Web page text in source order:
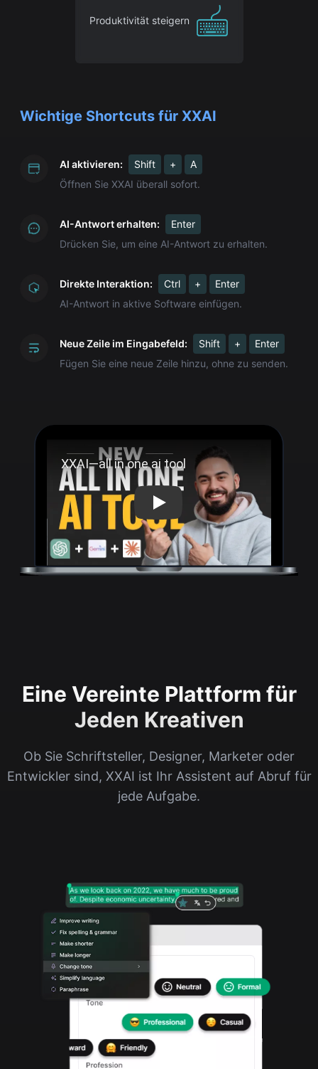
Produktivität steigern
Wichtige Shortcuts für XXAI
AI aktivieren: Shift +
A
Öffnen Sie XXAI überall sofort.
AI-Antwort erhalten:
Enter
Drücken Sie, um eine AI-Antwort zu erhalten.
Direkte Interaktion: Ctrl +
Enter
AI-Antwort in aktive Software einfügen.
Neue Zeile im Eingabefeld: Shift +
Enter
Fügen Sie eine neue Zeile hinzu, ohne zu senden.
Play
Eine Vereinte Plattform für
Jeden Kreativen
Ob Sie Schriftsteller, Designer, Marketer oder
Entwickler sind, XXAI ist Ihr Assistent auf Abruf für
jede Aufgabe.